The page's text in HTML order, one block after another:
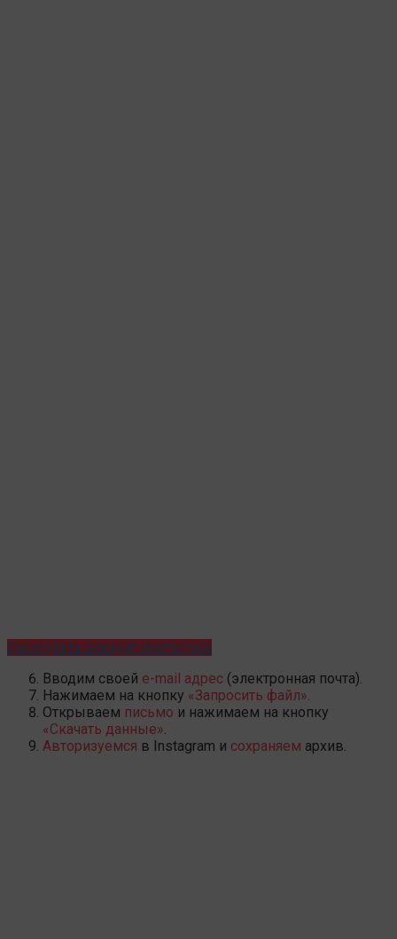
Раскрутить аккаунт Инстаграм
Вводим своей e-mail адрес (электронная почта).
Нажимаем на кнопку «Запросить файл»
Открываем письмо и нажимаем на кнопку
«Скачать данные»
Авторизуемся в Instagram и сохраняем архив.